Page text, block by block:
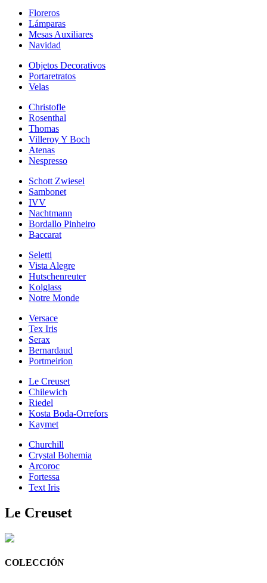
Floreros
Lámparas
Mesas Auxiliares
Navidad
Objetos Decorativos
Portaretratos
Velas
Christofle
Rosenthal
Thomas
Villeroy Y Boch
Atenas
Nespresso
Schott Zwiesel
Sambonet
IVV
Nachtmann
Bordallo Pinheiro
Baccarat
Seletti
Vista Alegre
Hutschenreuter
Kolglass
Notre Monde
Versace
Tex Iris
Serax
Bernardaud
Portmeirion
Le Creuset
Chilewich
Riedel
Kosta Boda-Orrefors
Kaymet
Churchill
Crystal Bohemia
Arcoroc
Fortessa
Text Iris
Le Creuset
COLECCIÓN